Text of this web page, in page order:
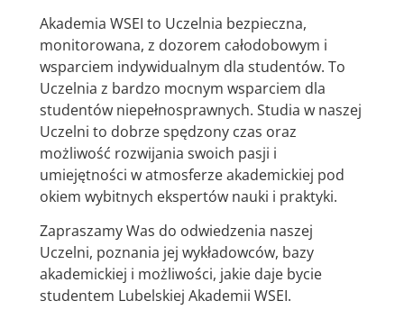
Akademia WSEI to Uczelnia bezpieczna,
monitorowana, z dozorem całodobowym i
wsparciem indywidualnym dla studentów. To
Uczelnia z bardzo mocnym wsparciem dla
studentów niepełnosprawnych. Studia w naszej
Uczelni to dobrze spędzony czas oraz
możliwość rozwijania swoich pasji i
umiejętności w atmosferze akademickiej pod
okiem wybitnych ekspertów nauki i praktyki.
Zapraszamy Was do odwiedzenia naszej
Uczelni, poznania jej wykładowców, bazy
akademickiej i możliwości, jakie daje bycie
studentem Lubelskiej Akademii WSEI.